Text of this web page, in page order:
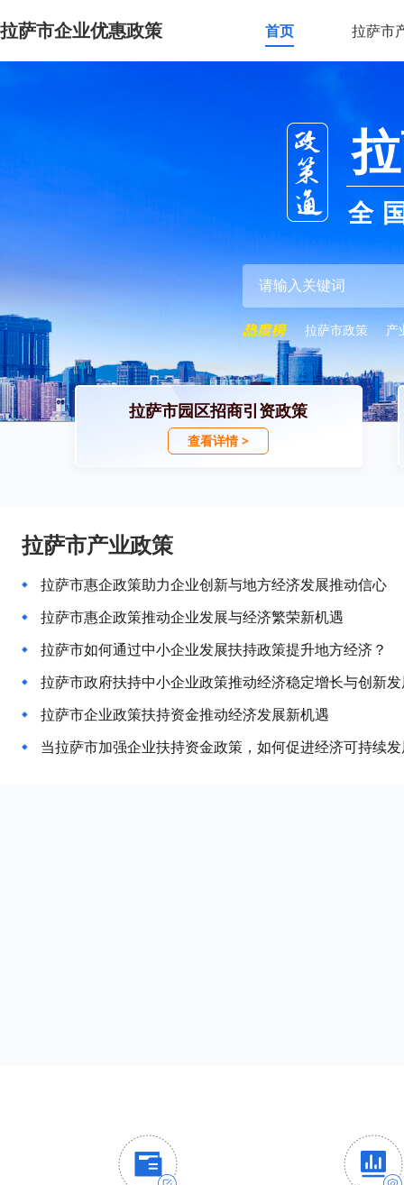
拉萨市企业优惠政策 首页 拉萨市
全
拉萨市政策 产
拉萨市园区招商引资政策
查看详情 >
拉萨市产业政策
拉萨市惠企政策助力企业创新与地方经济发展推动信心
拉萨市惠企政策推动企业发展与经济繁荣新机遇
拉萨市如何通过中小企业发展扶持政策提升地方经济？
拉萨市政府扶持中小企业政策推动经济稳定增长与创新
拉萨市企业政策扶持资金推动经济发展新机遇
当拉萨市加强企业扶持资金政策，如何促进经济可持续